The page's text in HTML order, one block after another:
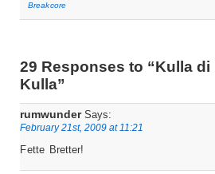
Breakcore
29 Responses to “Kulla
Kulla”
rumwunderSays:
February 21st, 2009 at 11:21
Fette Bretter!